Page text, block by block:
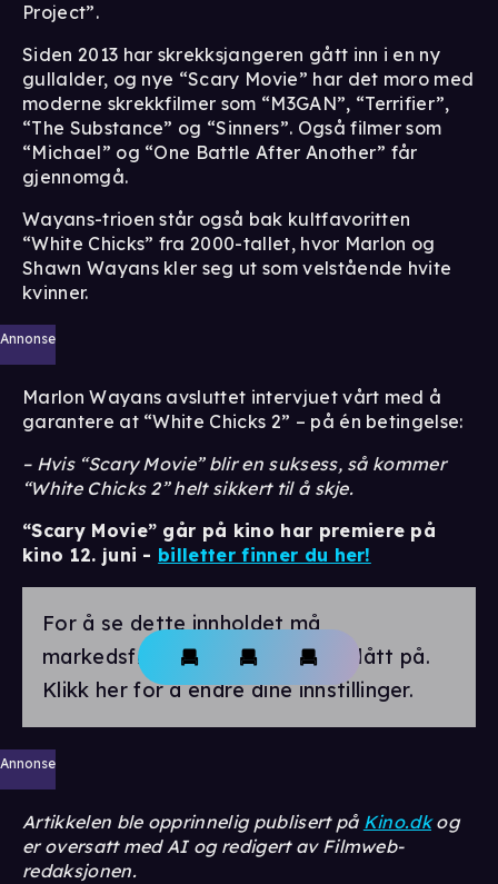
Project”.
Siden 2013 har skrekksjangeren gått inn i en ny
gullalder, og nye “Scary Movie” har det moro med
moderne skrekkfilmer som “M3GAN”, “Terrifier”,
“The Substance” og “Sinners”. Også filmer som
“Michael” og “One Battle After Another” får
gjennomgå.
Wayans-trioen står også bak kultfavoritten
“White Chicks” fra 2000-tallet, hvor Marlon og
Shawn Wayans kler seg ut som velstående hvite
kvinner.
Annonse
Marlon Wayans avsluttet intervjuet vårt med å
garantere at “White Chicks 2” – på én betingelse:
– Hvis “Scary Movie” blir en suksess, så kommer
“White Chicks 2” helt sikkert til å skje.
“Scary Movie” går på kino har premiere på
kino 12. juni - billetter finner du her!
For å se dette innholdet må
markedsførings-cookies være slått på.
Klikk her for å endre dine innstillinger.
Annonse
Artikkelen ble opprinnelig publisert på Kino.dk og
er oversatt med AI og redigert av Filmweb-
redaksjonen.